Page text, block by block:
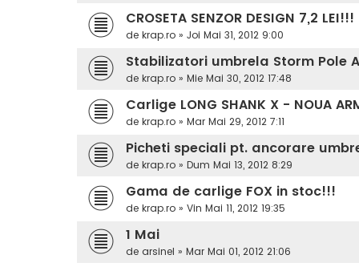
CROSETA SENZOR DESIGN 7,2 LEI!!!
de krap.ro » Joi Mai 31, 2012 9:00
Stabilizatori umbrela Storm Pole
de krap.ro » Mie Mai 30, 2012 17:48
Carlige LONG SHANK X - NOUA
de krap.ro » Mar Mai 29, 2012 7:11
Picheti speciali pt. ancorare
de krap.ro » Dum Mai 13, 2012 8:29
Gama de carlige FOX in stoc!!!
de krap.ro » Vin Mai 11, 2012 19:35
1 Mai
de arsinel » Mar Mai 01, 2012 21:06